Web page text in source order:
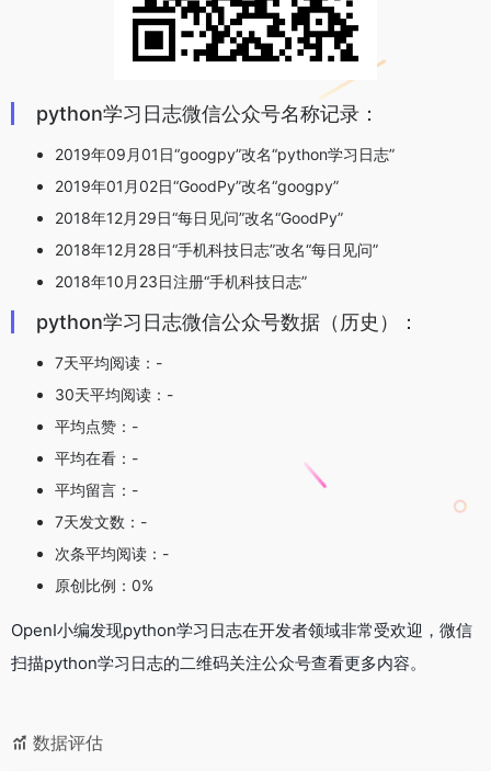
python学习日志微信公众号名称记录：
2019年09月01日“googpy”改名“python学习日志”
2019年01月02日“GoodPy”改名“googpy”
2018年12月29日“每日见问”改名“GoodPy”
2018年12月28日“手机科技日志”改名“每日见问”
2018年10月23日注册“手机科技日志”
python学习日志微信公众号数据（历史）：
7天平均阅读：-
30天平均阅读：-
平均点赞：-
平均在看：-
平均留言：-
7天发文数：-
次条平均阅读：-
原创比例：0%
OpenI小编发现python学习日志在开发者领域非常受欢迎，微信
扫描python学习日志的二维码关注公众号查看更多内容。
数据评估